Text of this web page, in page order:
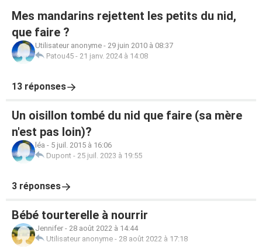
Mes mandarins rejettent les petits du nid,
que faire ?
Utilisateur anonyme - 29 juin 2010 à 08:37
Patou45 - 21 janv. 2024 à 14:08
13 réponses
Un oisillon tombé du nid que faire (sa mère
n'est pas loin)?
léa - 5 juil. 2015 à 16:06
Dupont - 25 juil. 2023 à 19:55
3 réponses
Bébé tourterelle à nourrir
Jennifer - 28 août 2022 à 14:44
Utilisateur anonyme - 28 août 2022 à 17:18